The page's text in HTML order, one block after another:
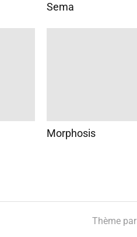
Sema
Morphosis
Thème par